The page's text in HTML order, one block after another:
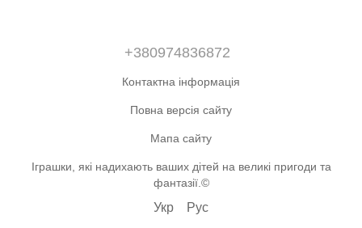
+380974836872
Контактна інформація
Повна версія сайту
Мапа сайту
Іграшки, які надихають ваших дітей на великі пригоди та
фантазії.©
Укр Рус